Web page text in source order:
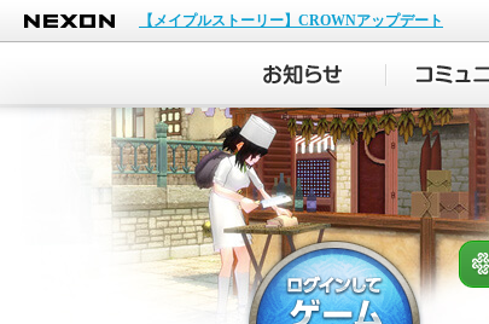
NEXON
【メイプルストーリー】CROWNアップデート